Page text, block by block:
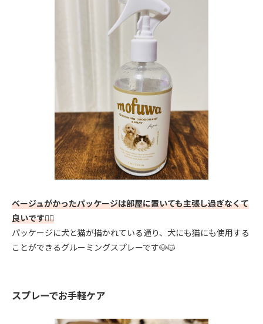
ベージュがかったパッケージは部屋に置いても主張し過ぎなくて
良いです🙆‍♀️
パッケージに犬と猫が描かれている通り、犬にも猫にも使用する
ことができるグルーミングスプレーです🐶🐱
スプレーでお手軽ケア